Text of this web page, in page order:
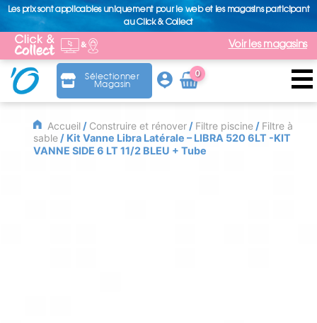
Les prix sont applicables uniquement pour le web et les magasins participant
au Click & Collect
Voir les magasins
Sélectionner
Magasin
0
Arti
cle
Accueil/ Construire et rénover/ Filtre piscine/ Filtre à
sable/ Kit Vanne Libra Latérale – LIBRA 520 6LT -KIT
VANNE SIDE 6 LT 11/2 BLEU + Tube